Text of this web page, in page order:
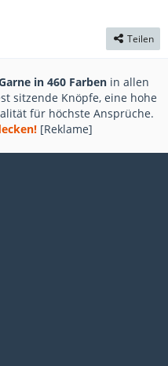
Teilen
in 460 Farben in allen
sitzende Knöpfe, eine hohe
für höchste Ansprüche.
[Reklame]